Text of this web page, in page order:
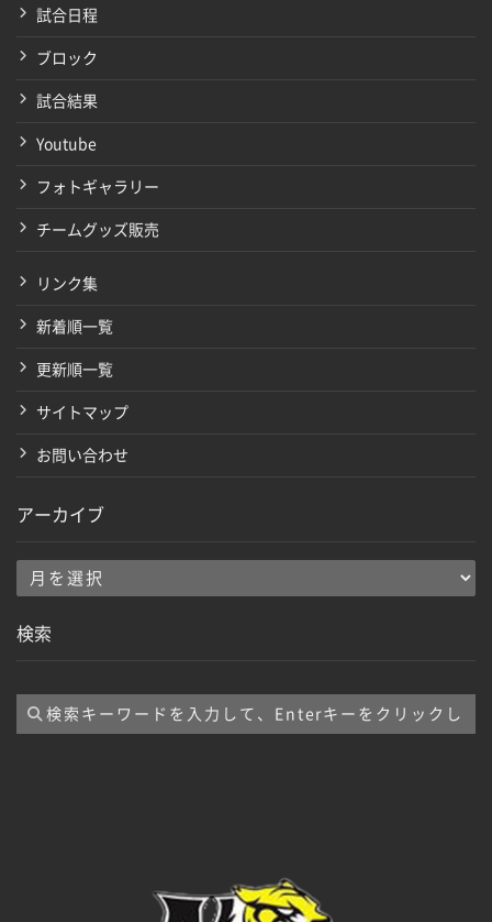
試合日程
ブロック
試合結果
Youtube
フォトギャラリー
チームグッズ販売
リンク集
新着順一覧
更新順一覧
サイトマップ
お問い合わせ
アーカイブ
ア
カ
ブ
検索